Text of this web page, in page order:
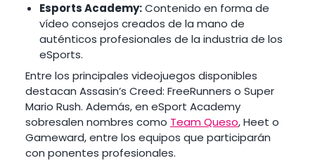
Esports Academy:Contenido en forma de
vídeo consejos creados de la mano de
auténticos profesionales de la industria de los
eSports.
Entre los principales videojuegos disponibles
destacan Assasin’s Creed: FreeRunners o Super
Mario Rush. Además, en eSport Academy
sobresalen nombres como Team Queso, Heet o
Gameward, entre los equipos que participarán
con ponentes profesionales.